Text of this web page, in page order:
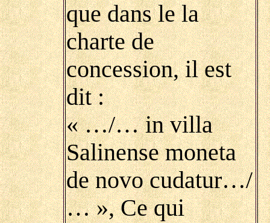
que dans le la
charte de
concession, il est
dit :
« …/… in villa
Salinense moneta
de novo cudatur…/
… », Ce qui